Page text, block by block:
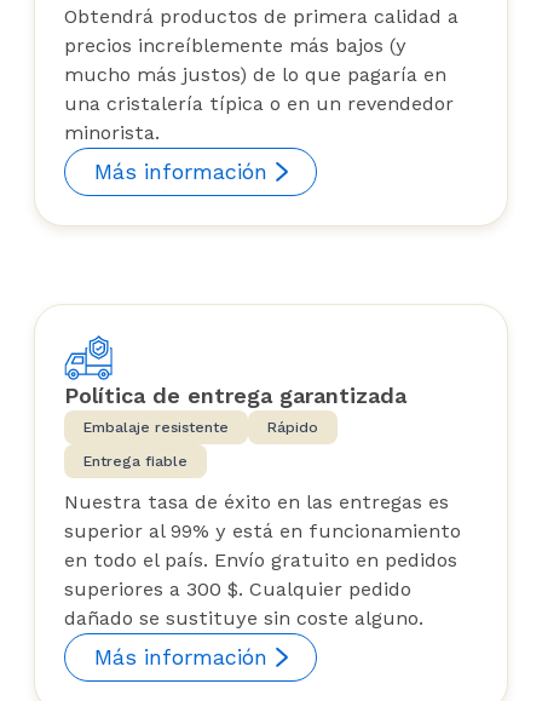
Obtendrá productos de primera calidad a
precios increíblemente más bajos (y
mucho más justos) de lo que pagaría en
una cristalería típica o en un revendedor
minorista.
Más información
Política de entrega garantizada
Embalaje resistente
Rápido
Entrega fiable
Nuestra tasa de éxito en las entregas es
superior al 99% y está en funcionamiento
en todo el país. Envío gratuito en pedidos
superiores a 300 $. Cualquier pedido
dañado se sustituye sin coste alguno.
Más información